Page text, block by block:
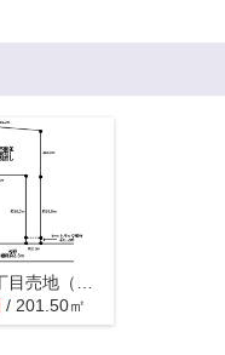
/ 201.50㎡